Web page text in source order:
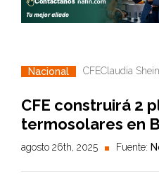
Nacional CFEClaudia
CFE construirá 2
termosolares en
agosto 26th, 2025 Fuente: